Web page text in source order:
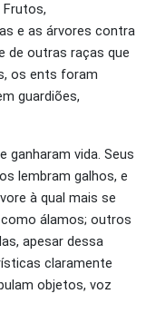
Frutos,
e as árvores contra
de outras raças que
os ents foram
guardiões,
ganharam vida. Seus
lembram galhos, e
à qual mais se
álamos; outros
apesar dessa
claramente
objetos, voz